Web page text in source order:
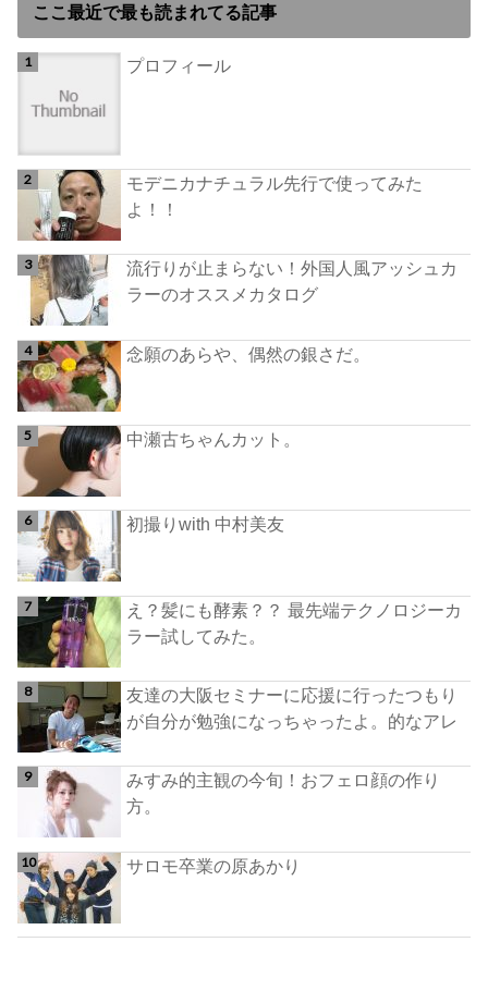
ここ最近で最も読まれてる記事
プロフィール
モデニカナチュラル先行で使ってみた
よ！！
流行りが止まらない！外国人風アッシュカ
ラーのオススメカタログ
念願のあらや、偶然の銀さだ。
中瀬古ちゃんカット。
初撮りwith 中村美友
え？髪にも酵素？？ 最先端テクノロジーカ
ラー試してみた。
友達の大阪セミナーに応援に行ったつもり
が自分が勉強になっちゃったよ。的なアレ
みすみ的主観の今旬！おフェロ顔の作り
方。
サロモ卒業の原あかり